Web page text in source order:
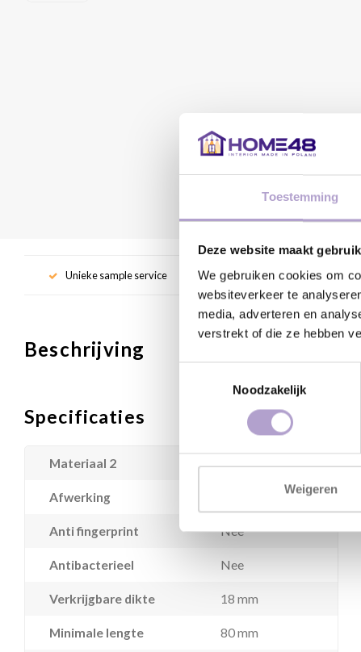
Toestemming
Deze website maakt
We gebruiken cookies om
websiteverkeer te
media, adverteren en
verstrekt of die ze hebben
Noodzakelijk
Weigeren
Unieke sample service
Beschrijving
Specificaties
Materiaal 2 Houtvezelplaat
Afwerking Melamine decor
Anti fingerprint Nee
Antibacterieel Nee
Verkrijgbare dikte 18 mm
Minimale lengte 80 mm